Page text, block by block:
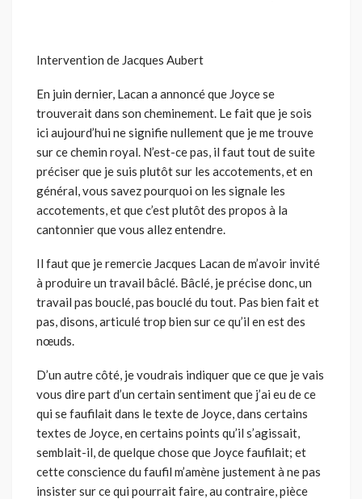
Intervention de Jacques Aubert
En juin dernier, Lacan a annoncé que Joyce se
trouverait dans son cheminement. Le fait que je sois
ici aujourd’hui ne signifie nullement que je me trouve
sur ce chemin royal. N’est-ce pas, il faut tout de suite
préciser que je suis plutôt sur les accotements, et en
général, vous savez pourquoi on les signale les
accotements, et que c’est plutôt des propos à la
cantonnier que vous allez entendre.
Il faut que je remercie Jacques Lacan de m’avoir invité
à produire un travail bâclé. Bâclé, je précise donc, un
travail pas bouclé, pas bouclé du tout. Pas bien fait et
pas, disons, articulé trop bien sur ce qu’il en est des
nœuds.
D’un autre côté, je voudrais indiquer que ce que je vais
vous dire part d’un certain sentiment que j’ai eu de ce
qui se faufilait dans le texte de Joyce, dans certains
textes de Joyce, en certains points qu’il s’agissait,
semblait-il, de quelque chose que Joyce faufilait; et
cette conscience du faufil m’amène justement à ne pas
insister sur ce qui pourrait faire, au contraire, pièce